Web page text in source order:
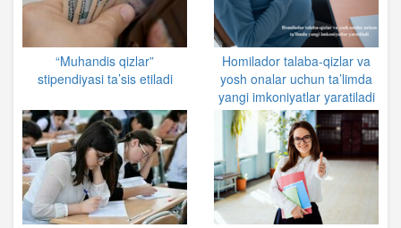
“Muhandis qizlar”
stipendiyasi ta’sis etiladi
Homilador talaba-qizlar va
yosh onalar uchun ta’limda
yangi imkoniyatlar yaratiladi